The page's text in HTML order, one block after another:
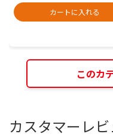
カートに入れる
このカ
カスタマーレビ